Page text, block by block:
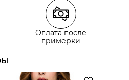
СДЭК
Оплата после
примерки